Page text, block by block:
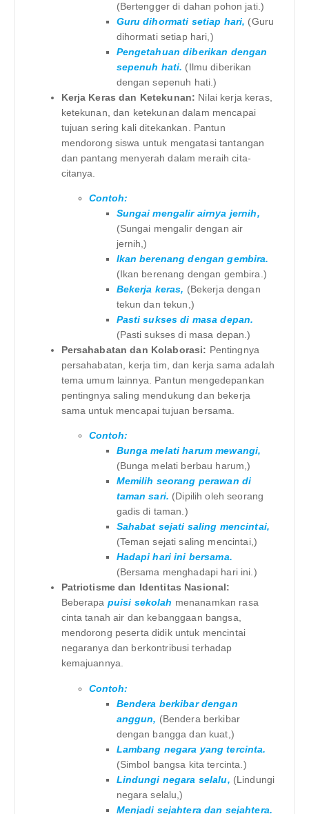
(Bertengger di dahan pohon jati.)
Guru dihormati setiap hari, (Guru
dihormati setiap hari,)
Pengetahuan diberikan dengan
sepenuh hati. (Ilmu diberikan
dengan sepenuh hati.)
Kerja Keras dan Ketekunan: Nilai kerja keras,
ketekunan, dan ketekunan dalam mencapai
tujuan sering kali ditekankan. Pantun
mendorong siswa untuk mengatasi tantangan
dan pantang menyerah dalam meraih cita-
citanya.
Contoh:
Sungai mengalir airnya jernih,
(Sungai mengalir dengan air
jernih,)
Ikan berenang dengan gembira.
(Ikan berenang dengan gembira.)
Bekerja keras, (Bekerja dengan
tekun dan tekun,)
Pasti sukses di masa depan.
(Pasti sukses di masa depan.)
Persahabatan dan Kolaborasi: Pentingnya
persahabatan, kerja tim, dan kerja sama adalah
tema umum lainnya. Pantun mengedepankan
pentingnya saling mendukung dan bekerja
sama untuk mencapai tujuan bersama.
Contoh:
Bunga melati harum mewangi,
(Bunga melati berbau harum,)
Memilih seorang perawan di
taman sari. (Dipilih oleh seorang
gadis di taman.)
Sahabat sejati saling mencintai,
(Teman sejati saling mencintai,)
Hadapi hari ini bersama.
(Bersama menghadapi hari ini.)
Patriotisme dan Identitas Nasional:
Beberapa puisi sekolah menanamkan rasa
cinta tanah air dan kebanggaan bangsa,
mendorong peserta didik untuk mencintai
negaranya dan berkontribusi terhadap
kemajuannya.
Contoh:
Bendera berkibar dengan
anggun, (Bendera berkibar
dengan bangga dan kuat,)
Lambang negara yang tercinta.
(Simbol bangsa kita tercinta.)
Lindungi negara selalu, (Lindungi
negara selalu,)
Menjadi sejahtera dan sejahtera.